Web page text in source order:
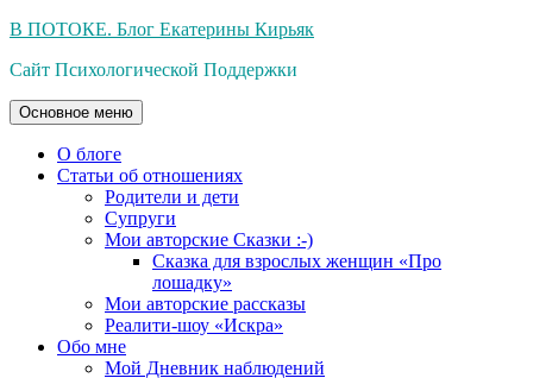
Перейти
содержимому
В ПОТОКЕ. Блог Екатерины Кирьяк
Сайт Психологической Поддержки
Основное меню
О блоге
Статьи об отношениях
Родители и дети
Супруги
Мои авторские Сказки :-)
Сказка для взрослых женщин «Про
лошадку»
Мои авторские рассказы
Реалити-шоу «Искра»
Обо мне
Мой Дневник наблюдений